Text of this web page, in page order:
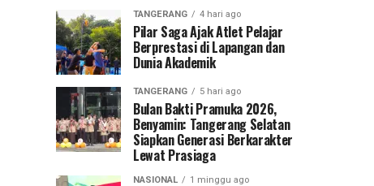
TANGERANG 4 hari ago
Pilar Saga Ajak Atlet Pelajar
Berprestasi di Lapangan dan
Dunia Akademik
TANGERANG 5 hari ago
Bulan Bakti Pramuka 2026,
Benyamin: Tangerang Selatan
Siapkan Generasi Berkarakter
Lewat Prasiaga
NASIONAL 1 minggu ago